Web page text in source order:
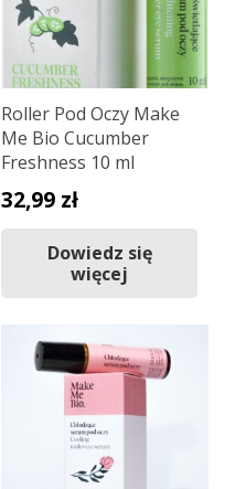
Roller Pod Oczy Make
Me Bio Cucumber
Freshness 10 ml
32,99 zł
Dowiedz się
więcej